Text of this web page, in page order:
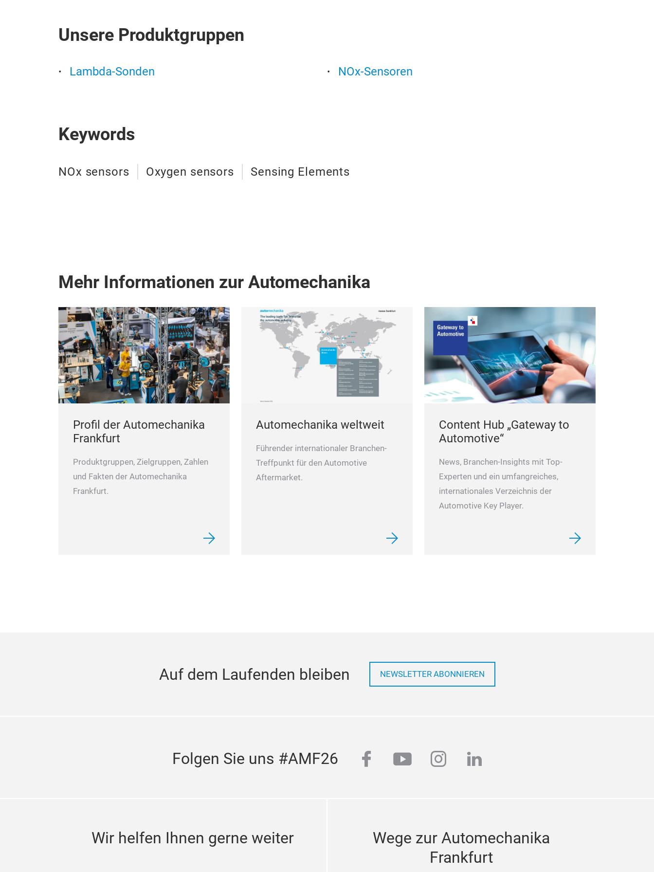
Unsere Produktgruppen
Lambda-Sonden NOx-Sensoren
Keywords
NOx sensors Oxygen sensors Sensing Elements
Mehr Informationen zur Automechanika
Profil der Automechanika
Frankfurt
Produktgruppen, Zielgruppen, Zahlen
und Fakten der Automechanika
Frankfurt.
Automechanika weltweit
Führender internationaler Branchen-
Treffpunkt für den Automotive
Aftermarket.
Content Hub „Gateway to
Automotive“
News, Branchen-Insights mit Top-
Experten und ein umfangreiches,
internationales Verzeichnis der
Automotive Key Player.
Auf dem Laufenden bleiben NEWSLETTER ABONNIEREN
Folgen Sie uns #AMF26 facebook
youtubeinstagram
linkedin
Wir helfen Ihnen gerne weiter
Wege zur Automechanika
Frankfurt